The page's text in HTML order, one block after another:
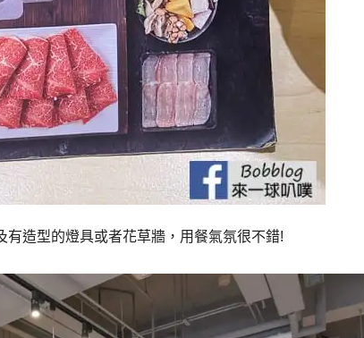
造型的燈具或者花草牆，用餐氣氛很不錯!